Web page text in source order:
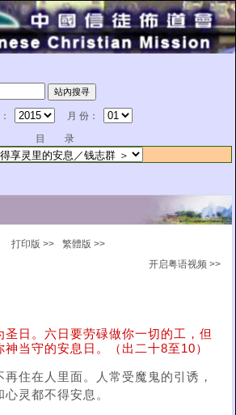
月 份：
目 录
打印版 >>
繁體版 >>
开启粤语视频 >>
圣日。六日要劳碌做你一切的工，但
当守的安息日。（出二十8至10）
再住在人里面。人常受魔鬼的引诱，
灵都不得安息。